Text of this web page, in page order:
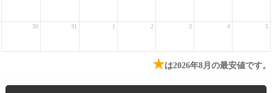
30 31 1 2 3 4 5
★は2026年8月の最安値です。